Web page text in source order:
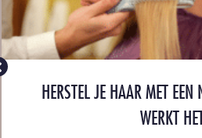
HERSTEL JE HAAR MET
WERKT